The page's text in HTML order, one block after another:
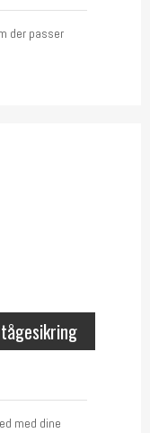
der passer
med dine